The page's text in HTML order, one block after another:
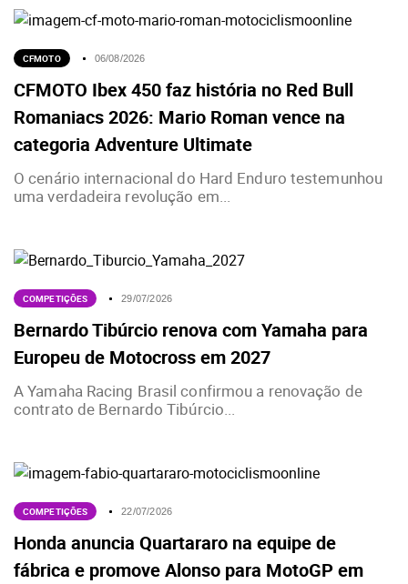
CFMOTO 06/08/2026
CFMOTO Ibex 450 faz história no Red Bull
Romaniacs 2026: Mario Roman vence na
categoria Adventure Ultimate
O cenário internacional do Hard Enduro testemunhou
uma verdadeira revolução em...
COMPETIÇÕES 29/07/2026
Bernardo Tibúrcio renova com Yamaha para
Europeu de Motocross em 2027
A Yamaha Racing Brasil confirmou a renovação de
contrato de Bernardo Tibúrcio...
COMPETIÇÕES 22/07/2026
Honda anuncia Quartararo na equipe de
fábrica e promove Alonso para MotoGP em